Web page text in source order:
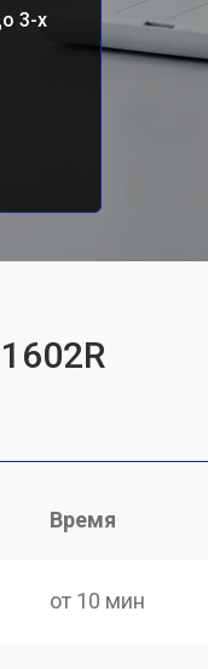
3-х
Время
от 10 мин